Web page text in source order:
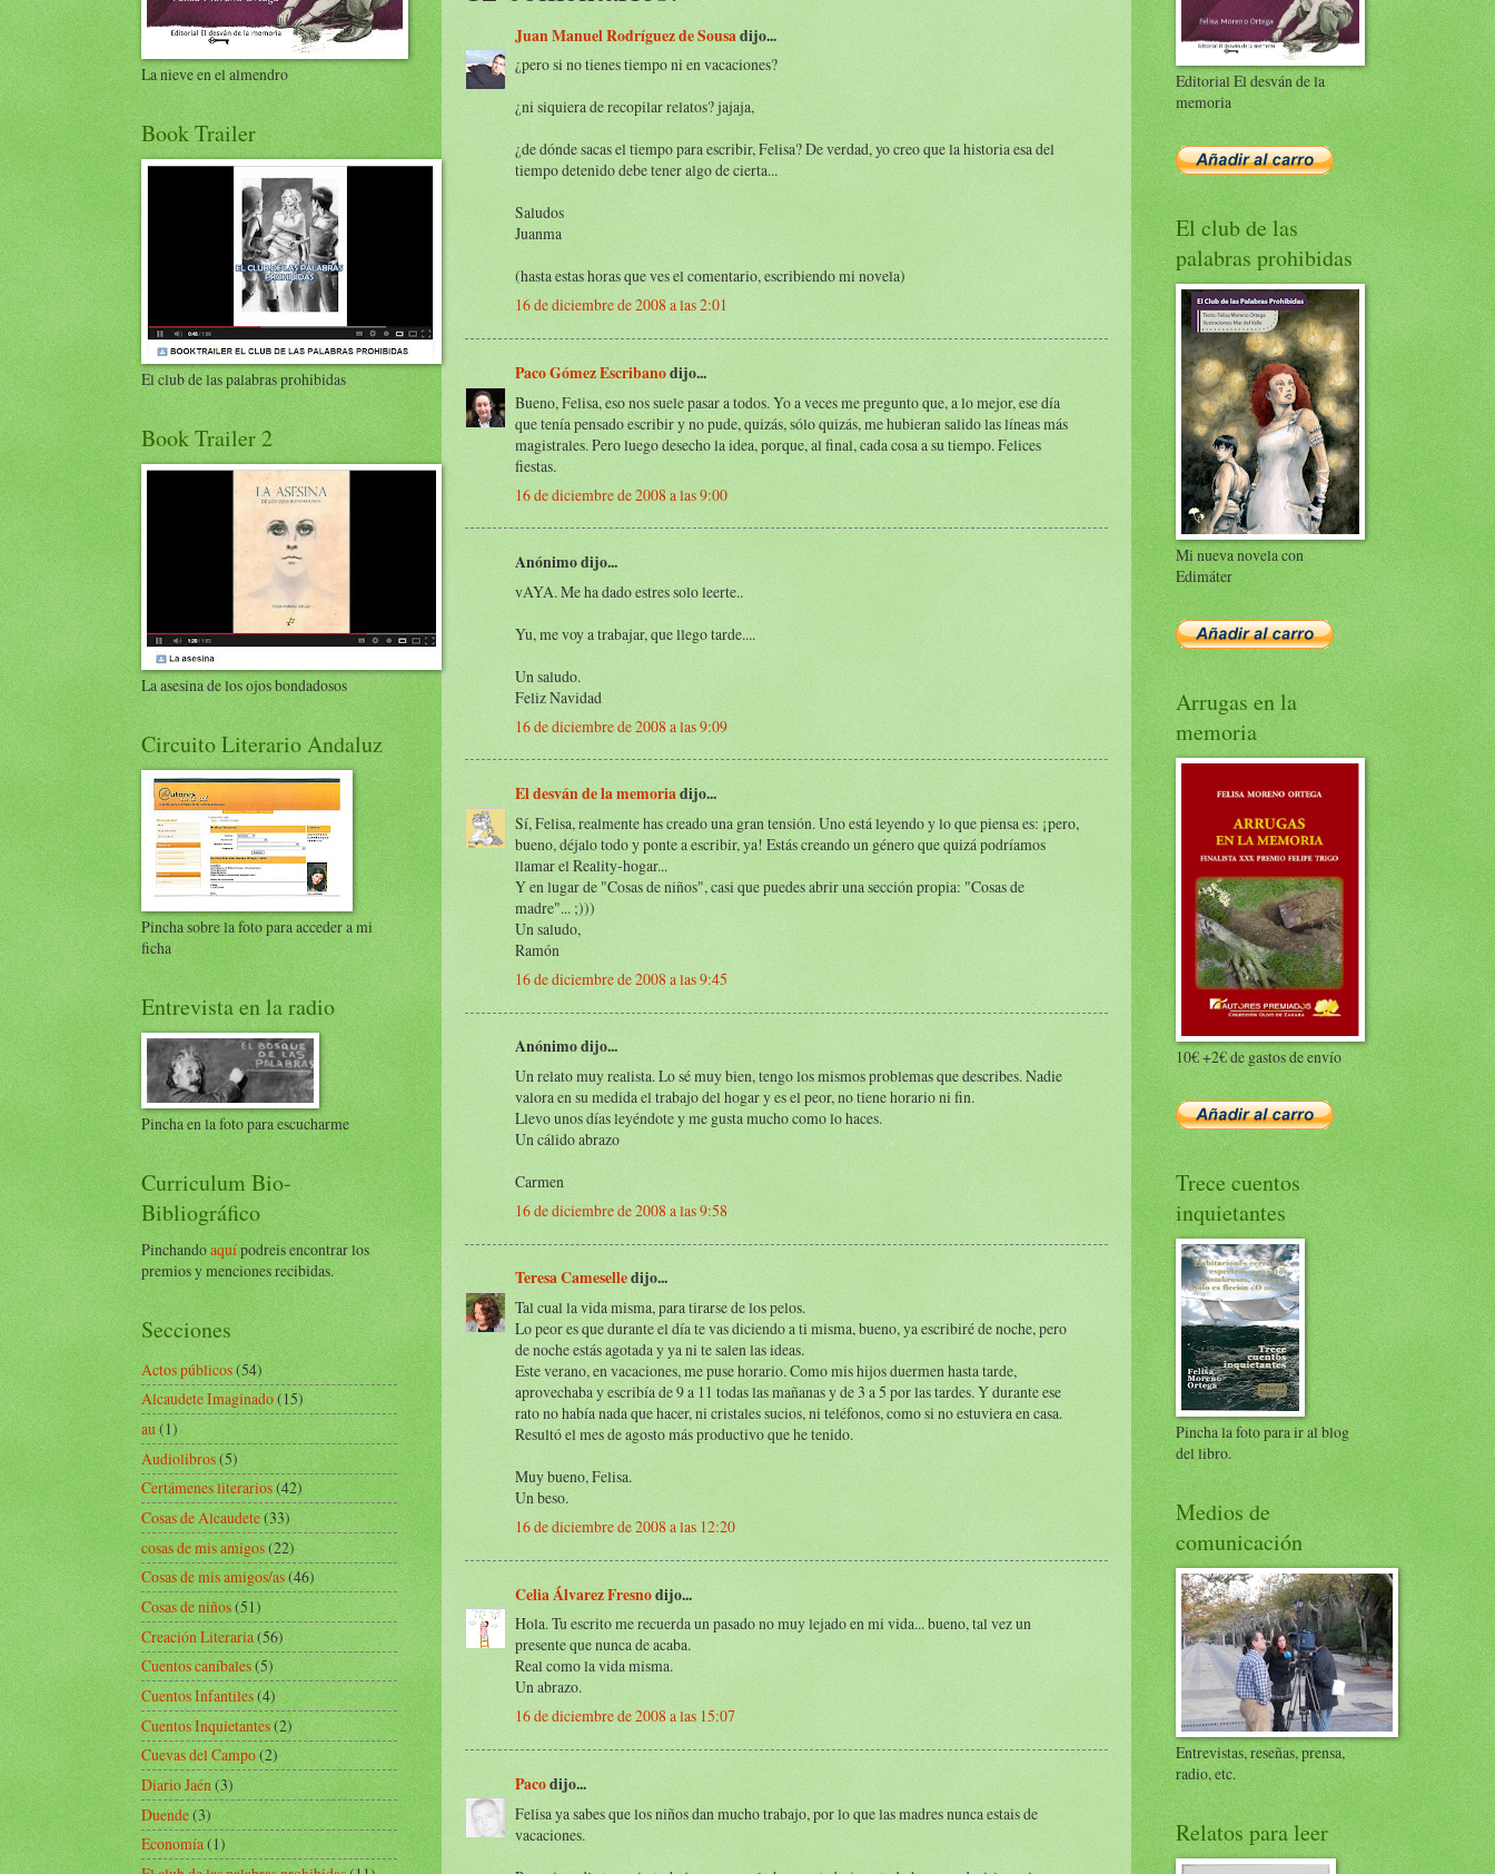
Juan Manuel Rodríguez de Sousadijo...
¿pero si no tienes tiempo ni en vacaciones?
¿ni siquiera de recopilar relatos? jajaja,
¿de dónde sacas el tiempo para escribir, Felisa? De verdad, yo creo que la historia esa del
tiempo detenido debe tener algo de cierta...
Saludos
Juanma
(hasta estas horas que ves el comentario, escribiendo mi novela)
16 de diciembre de 2008 a las 2:01
Paco Gómez Escribanodijo...
Bueno, Felisa, eso nos suele pasar a todos. Yo a veces me pregunto que, a lo mejor, ese día
que tenía pensado escribir y no pude, quizás, sólo quizás, me hubieran salido las líneas más
magistrales. Pero luego desecho la idea, porque, al final, cada cosa a su tiempo. Felices
fiestas.
16 de diciembre de 2008 a las 9:00
Anónimo dijo...
vAYA. Me ha dado estres solo leerte..
Yu, me voy a trabajar, que llego tarde....
Un saludo.
Feliz Navidad
16 de diciembre de 2008 a las 9:09
El desván de la memoriadijo...
Sí, Felisa, realmente has creado una gran tensión. Uno está leyendo y lo que piensa es: ¡pero,
bueno, déjalo todo y ponte a escribir, ya! Estás creando un género que quizá podríamos
llamar el Reality-hogar...
Y en lugar de "Cosas de niños", casi que puedes abrir una sección propia: "Cosas de
madre"... ;)))
Un saludo,
Ramón
16 de diciembre de 2008 a las 9:45
Anónimo dijo...
Un relato muy realista. Lo sé muy bien, tengo los mismos problemas que describes. Nadie
valora en su medida el trabajo del hogar y es el peor, no tiene horario ni fin.
Llevo unos días leyéndote y me gusta mucho como lo haces.
Un cálido abrazo
Carmen
16 de diciembre de 2008 a las 9:58
Teresa Cameselledijo...
Tal cual la vida misma, para tirarse de los pelos.
Lo peor es que durante el día te vas diciendo a ti misma, bueno, ya escribiré de noche, pero
de noche estás agotada y ya ni te salen las ideas.
Este verano, en vacaciones, me puse horario. Como mis hijos duermen hasta tarde,
aprovechaba y escribía de 9 a 11 todas las mañanas y de 3 a 5 por las tardes. Y durante ese
rato no había nada que hacer, ni cristales sucios, ni teléfonos, como si no estuviera en casa.
Resultó el mes de agosto más productivo que he tenido.
Muy bueno, Felisa.
Un beso.
16 de diciembre de 2008 a las 12:20
Celia Álvarez Fresnodijo...
Hola. Tu escrito me recuerda un pasado no muy lejado en mi vida... bueno, tal vez un
presente que nunca de acaba.
Real como la vida misma.
Un abrazo.
16 de diciembre de 2008 a las 15:07
Pacodijo...
Felisa ya sabes que los niños dan mucho trabajo, por lo que las madres nunca estais de
vacaciones.
La nieve en el almendro
Book Trailer
El club de las palabras prohibidas
Book Trailer 2
La asesina de los ojos bondadosos
Circuito Literario Andaluz
Pincha sobre la foto para acceder a mi
ficha
Entrevista en la radio
Pincha en la foto para escucharme
Curriculum Bio-
Bibliográfico
Pinchandoaquípodreis encontrar los
premios y menciones recibidas.
Secciones
Actos públicos(54)
Alcaudete Imaginado(15)
au(1)
Audiolibros(5)
Certámenes literarios(42)
Cosas de Alcaudete(33)
cosas de mis amigos(22)
Cosas de mis amigos/as(46)
Cosas de niños(51)
Creación Literaria(56)
Cuentos caníbales(5)
Cuentos Infantiles(4)
Cuentos Inquietantes(2)
Cuevas del Campo(2)
Diario Jaén(3)
Duende(3)
Economía(1)
Editorial El desván de la
memoria
El club de las
palabras prohibidas
Mi nueva novela con
Edimáter
Arrugas en la
memoria
10€ +2€ de gastos de envío
Trece cuentos
inquietantes
Pincha la foto para ir al blog
del libro.
Medios de
comunicación
Entrevistas, reseñas, prensa,
radio, etc.
Relatos para leer